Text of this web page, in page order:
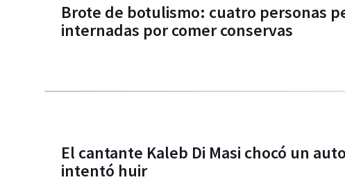
Brote de botulismo: cuatro personas
internadas por comer conservas
El cantante Kaleb Di Masi chocó un
intentó huir